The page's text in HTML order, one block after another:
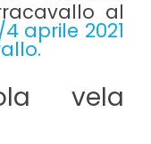
al
aprile 2021
vela